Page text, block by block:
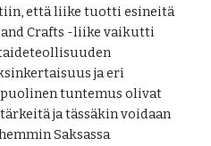
että liike tuotti esineitä
Crafts -liike vaikutti
ja eri
tuntemus olivat
ja tässäkin voidaan
Saksassa